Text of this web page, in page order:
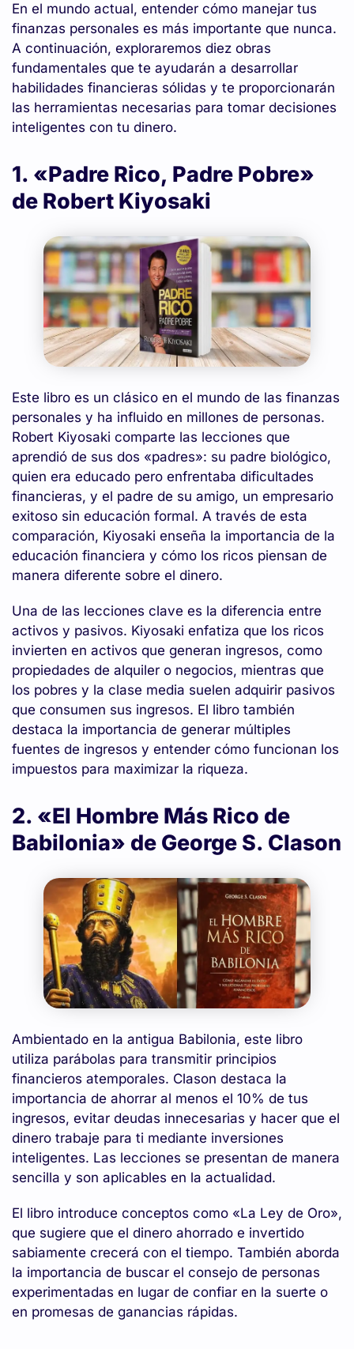
En el mundo actual, entender cómo manejar tus
finanzas personales es más importante que nunca.
A continuación, exploraremos diez obras
fundamentales que te ayudarán a desarrollar
habilidades financieras sólidas y te proporcionarán
las herramientas necesarias para tomar decisiones
inteligentes con tu dinero.
1. «Padre Rico, Padre Pobre»
de Robert Kiyosaki
Este libro es un clásico en el mundo de las finanzas
personales y ha influido en millones de personas.
Robert Kiyosaki comparte las lecciones que
aprendió de sus dos «padres»: su padre biológico,
quien era educado pero enfrentaba dificultades
financieras, y el padre de su amigo, un empresario
exitoso sin educación formal. A través de esta
comparación, Kiyosaki enseña la importancia de la
educación financiera y cómo los ricos piensan de
manera diferente sobre el dinero.
Una de las lecciones clave es la diferencia entre
activos y pasivos. Kiyosaki enfatiza que los ricos
invierten en activos que generan ingresos, como
propiedades de alquiler o negocios, mientras que
los pobres y la clase media suelen adquirir pasivos
que consumen sus ingresos. El libro también
destaca la importancia de generar múltiples
fuentes de ingresos y entender cómo funcionan los
impuestos para maximizar la riqueza.
2. «El Hombre Más Rico de
Babilonia» de George S. Clason
Ambientado en la antigua Babilonia, este libro
utiliza parábolas para transmitir principios
financieros atemporales. Clason destaca la
importancia de ahorrar al menos el 10% de tus
ingresos, evitar deudas innecesarias y hacer que el
dinero trabaje para ti mediante inversiones
inteligentes. Las lecciones se presentan de manera
sencilla y son aplicables en la actualidad.
El libro introduce conceptos como «La Ley de Oro»,
que sugiere que el dinero ahorrado e invertido
sabiamente crecerá con el tiempo. También aborda
la importancia de buscar el consejo de personas
experimentadas en lugar de confiar en la suerte o
en promesas de ganancias rápidas.